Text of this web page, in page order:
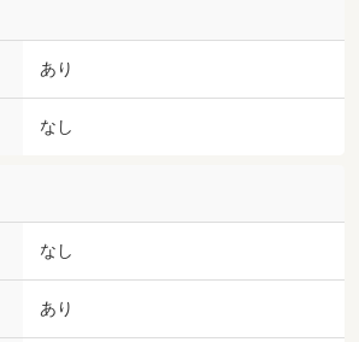
あり
なし
なし
あり